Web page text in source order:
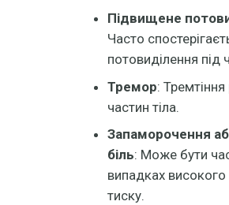
Підвищене
Часто
потовиділення під
Тремор:
частин тіла.
Запаморочення
біль: Може бути
випадках високого
тиску.